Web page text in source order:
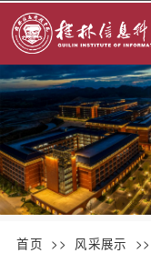
首页 >> 风采展示